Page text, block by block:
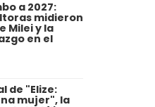
a 2027:
midieron
Milei y la
en el
de "Elize:
mujer", la